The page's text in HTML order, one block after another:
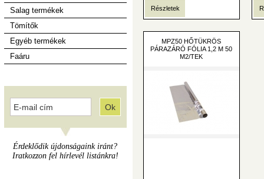
Salag termékek
Tömítők
Egyéb termékek
Faáru
Érdeklődik újdonságaink iránt?
Iratkozzon fel hírlevél listánkra!
Részletek
MPZ50 HŐTÜKRÖS
PÁRAZÁRÓ FÓLIA 1,2 M 50
M2/TEK